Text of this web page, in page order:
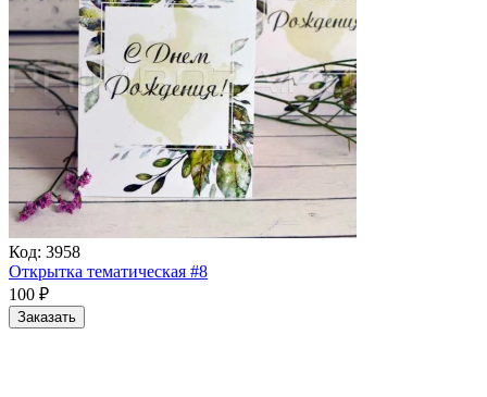
Код: 3958
Открытка тематическая #8
100 ₽
Заказать